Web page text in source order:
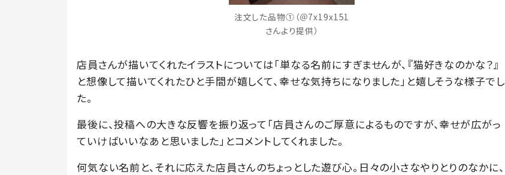
注文した品物①（＠7x19x151
さんより提供）
店員さんが描いてくれたイラストについては「単なる名前にすぎませんが、『猫好きなのかな？』
と想像して描いてくれたひと手間が嬉しくて、幸せな気持ちになりました」と嬉しそうな様子でし
た。
最後に、投稿への大きな反響を振り返って「店員さんのご厚意によるものですが、幸せが広がっ
ていけばいいなあと思いました」とコメントしてくれました。
何気ない名前と、それに応えた店員さんのちょっとした遊び心。日々の小さなやりとりのなかに、